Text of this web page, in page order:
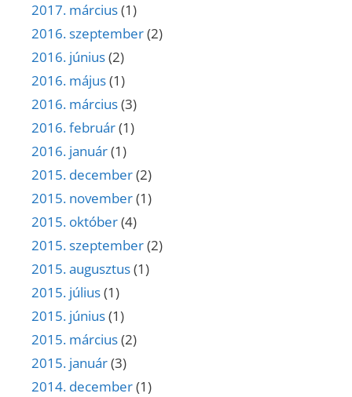
2017. március(1)
2016. szeptember(2)
2016. június(2)
2016. május(1)
2016. március(3)
2016. február(1)
2016. január(1)
2015. december(2)
2015. november(1)
2015. október(4)
2015. szeptember(2)
2015. augusztus(1)
2015. július(1)
2015. június(1)
2015. március(2)
2015. január(3)
2014. december(1)